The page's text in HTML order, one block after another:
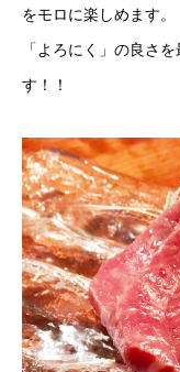
をモロに楽しめます。
「よろにく」の良さ
す！！